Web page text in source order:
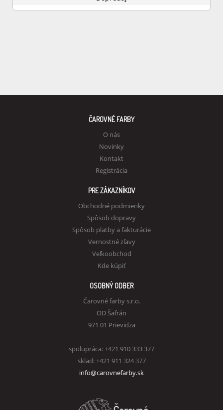
ČAROVNÉ FARBY
O nás
Novinky
Kontakt
Registrácia
PRE ZÁKAZNÍKOV
Obchodné podmienky
Spôsob dopravy
Spôsob platby a fakturácie
Vernostné zľavy
Veľkoobchod
Kde kúpiť
OSOBNÝ ODBER
Čarovné farby s.r.o.
OD Šafrán
971 01 Prievidza
spolupráca: +421 910 333 377
sklad: +421 911 324 377
info@carovnefarby.sk